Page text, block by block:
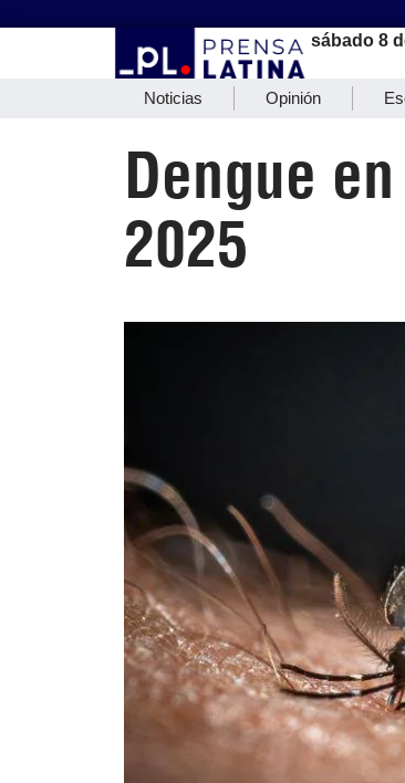
sábado 8
Noticias Opinión
Dengue
2025